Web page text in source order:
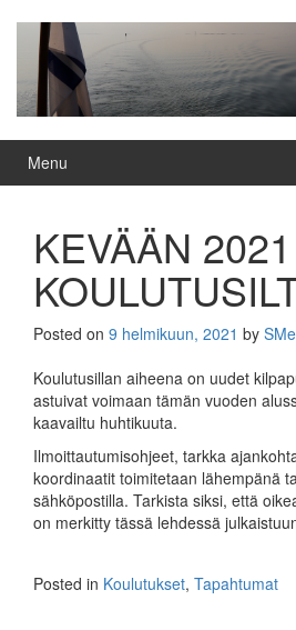
content
menu
Menu
KEVÄÄN 2021
Posted on 9 helmikuun, 2021 by
Koulutusillan aiheena on uudet
astuivat voimaan tämän vuoden
kaavailtu huhtikuuta.
Ilmoittautumisohjeet, tarkka
koordinaatit toimitetaan lähempänä
sähköpostilla. Tarkista siksi, että
on merkitty tässä lehdessä
Posted in Koulutukset, Tapahtumat